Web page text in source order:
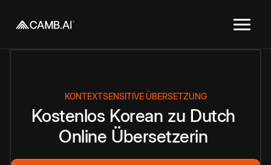
KONTEXTSENSITIVE ÜBERSETZUNG
Kostenlos Korean zu Dutch
Online Übersetzerin